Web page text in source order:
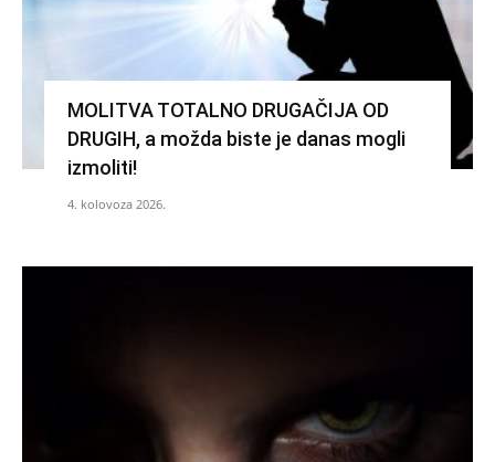
MOLITVA TOTALNO DRUGAČIJA OD
DRUGIH, a možda biste je danas mogli
izmoliti!
4. kolovoza 2026.